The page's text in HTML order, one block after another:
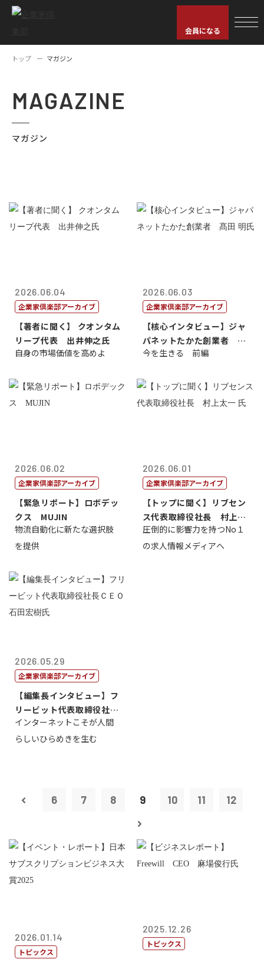
会員になる
トップ マガジン
MAGAZINE
マガジン
2026.06.04
企業家倶楽部アーカイブ
【著者に聞く】 クオンタム
リープ代表 出井伸之氏
自身の市場価値を高めよ
2026.06.03
企業家倶楽部アーカイブ
【核心インタビュー】ジャ
パネットたかた創業者 髙
田 明氏
今を生きる 前編
2026.06.02
企業家倶楽部アーカイブ
【緊急リポート】ロボデッ
クス MUJIN
物流自動化に新たな選択肢
を提供
2026.06.01
企業家倶楽部アーカイブ
【トップに聞く】リブセン
ス代表取締役社長 村上太
一 氏
圧倒的に影響力を持つNo１
の求人情報メディアへ
2026.05.29
企業家倶楽部アーカイブ
【編集長インタビュー】フ
リービット代表取締役社長
ＣＥＯ 石田...
インターネットこそが人間
らしいひらめきを生む
6 7 8 9 10 11 12
2026.01.14
トピックス
2025.12.26
トピックス